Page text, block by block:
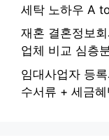
세탁 노하우 A
재혼 결혼정보
업체 비교 심층
임대사업자 등
수서류 + 세금